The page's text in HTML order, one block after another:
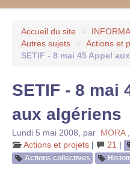
Accueil du site >
Autres sujets
> Actions et
SETIF - 8 mai 45 Appel
SETIF - 8 mai
aux algériens
Lundi 5 mai 2008 par MORA
Actions et projets | 21 |
Actions collectives